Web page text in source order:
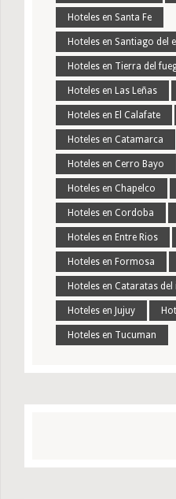
Hoteles en Santa Fe
Hoteles en Santiago del
Hoteles en Tierra del
Hoteles en Las Leñas
Hoteles en El Calafate
Hoteles en Catamarca
Hoteles en Cerro Bayo
Hoteles en Chapelco
Hoteles en Cordoba
Hoteles en Entre Rios
Hoteles en Formosa
Hoteles en Cataratas del
Hoteles en Jujuy
Hoteles en Tucuman